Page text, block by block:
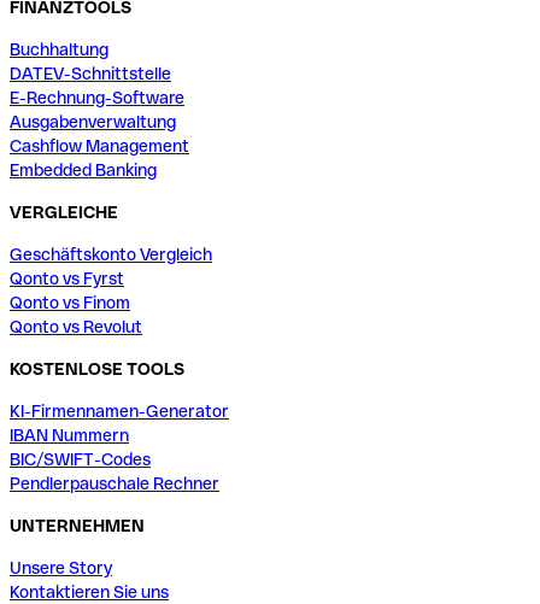
FINANZTOOLS
Buchhaltung
DATEV-Schnittstelle
E-Rechnung-Software
Ausgabenverwaltung
Cashflow Management
Embedded Banking
VERGLEICHE
Geschäftskonto Vergleich
Qonto vs Fyrst
Qonto vs Finom
Qonto vs Revolut
KOSTENLOSE TOOLS
KI-Firmennamen-Generator
IBAN Nummern
BIC/SWIFT-Codes
Pendlerpauschale Rechner
UNTERNEHMEN
Unsere Story
Kontaktieren Sie uns